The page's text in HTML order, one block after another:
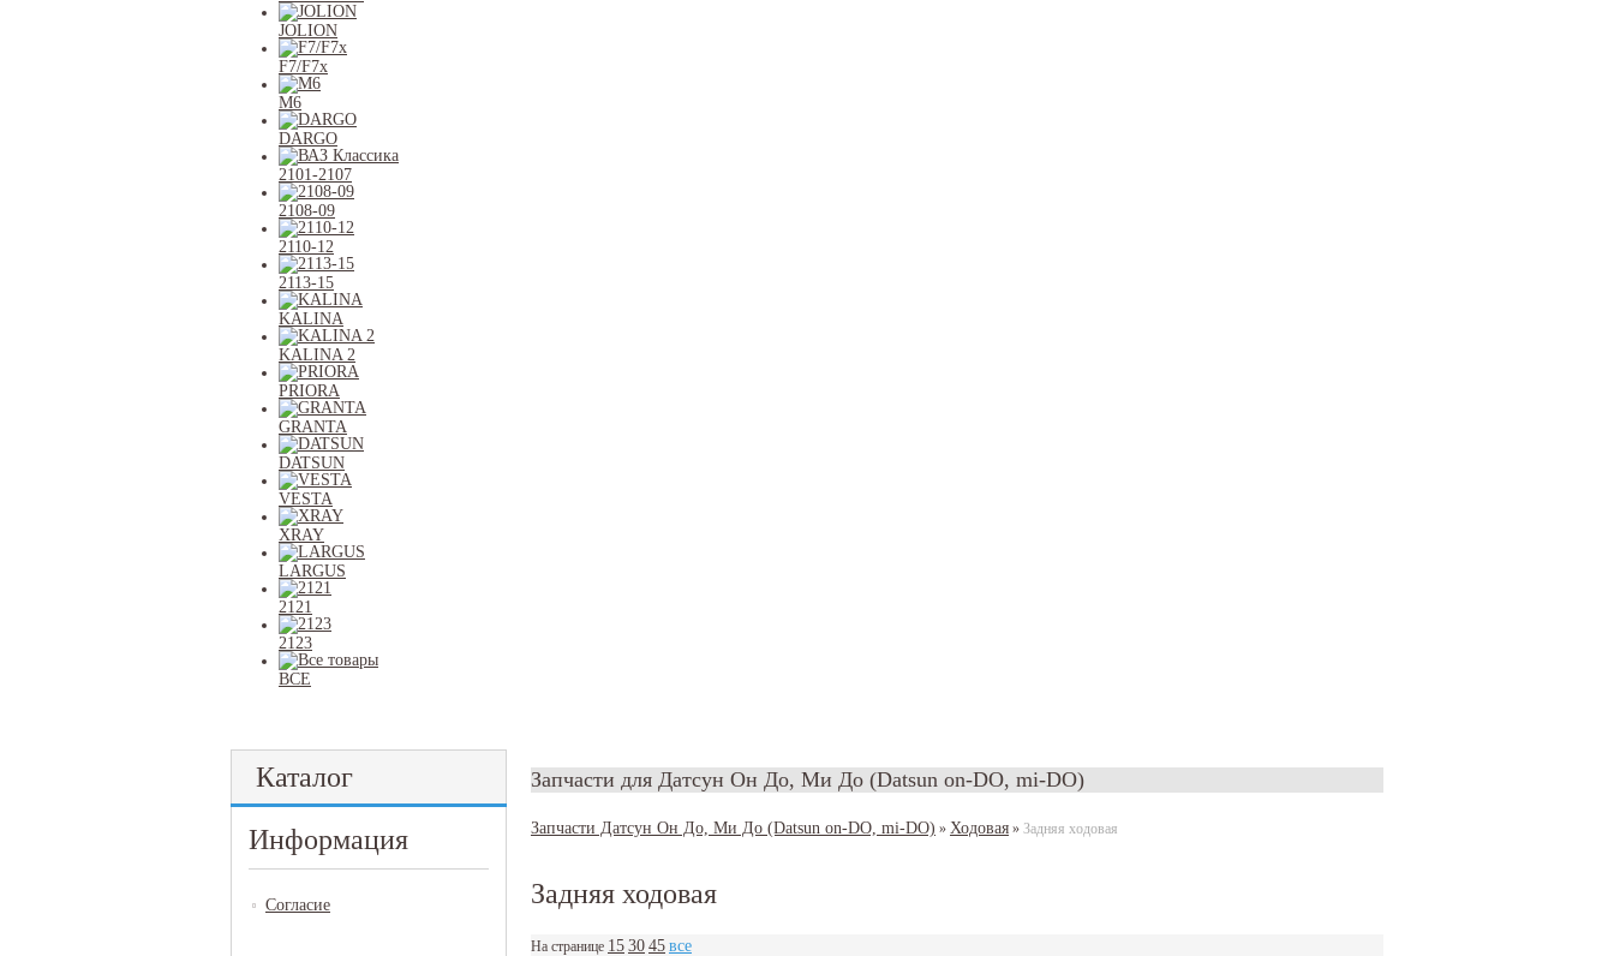
JOLION
F7/F7x
M6
DARGO
2101-2107
2108-09
2110-12
2113-15
KALINA
KALINA 2
PRIORA
GRANTA
DATSUN
VESTA
XRAY
LARGUS
2121
2123
ВСЕ
Каталог
Информация
Согласие
Запчасти для Датсун Он До, Ми До (Datsun on-DO, mi-DO)
Запчасти Датсун Он До, Ми До (Datsun on-DO, mi-DO) » Ходовая » Задняя ходовая
Задняя ходовая
На странице 153045все